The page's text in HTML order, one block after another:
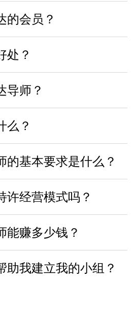
的会员？
处？
导师？
么？
的基本要求是什么？
许经营模式吗？
能赚多少钱？
助我建立我的小组？